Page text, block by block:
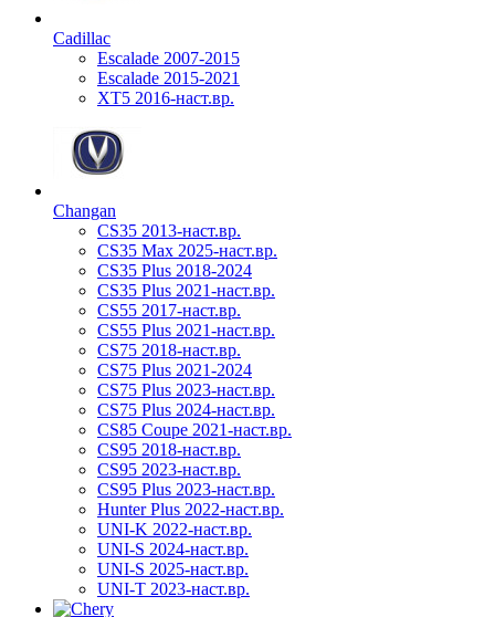
Cadillac
Escalade 2007-2015
Escalade 2015-2021
XT5 2016-наст.вр.
Changan
CS35 2013-наст.вр.
CS35 Max 2025-наст.вр.
CS35 Plus 2018-2024
CS35 Plus 2021-наст.вр.
CS55 2017-наст.вр.
CS55 Plus 2021-наст.вр.
CS75 2018-наст.вр.
CS75 Plus 2021-2024
CS75 Plus 2023-наст.вр.
CS75 Plus 2024-наст.вр.
CS85 Coupe 2021-наст.вр.
CS95 2018-наст.вр.
CS95 2023-наст.вр.
CS95 Plus 2023-наст.вр.
Hunter Plus 2022-наст.вр.
UNI-K 2022-наст.вр.
UNI-S 2024-наст.вр.
UNI-S 2025-наст.вр.
UNI-T 2023-наст.вр.